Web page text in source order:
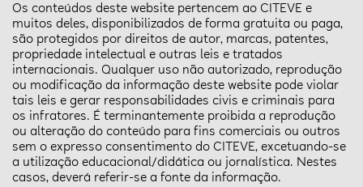
Os conteúdos deste website pertencem ao CITEVE e
muitos deles, disponibilizados de forma gratuita ou paga,
são protegidos por direitos de autor, marcas, patentes,
propriedade intelectual e outras leis e tratados
internacionais. Qualquer uso não autorizado, reprodução
ou modificação da informação deste website pode violar
tais leis e gerar responsabilidades civis e criminais para
os infratores. É terminantemente proibida a reprodução
ou alteração do conteúdo para fins comerciais ou outros
sem o expresso consentimento do CITEVE, excetuando-se
a utilização educacional/didática ou jornalística. Nestes
casos, deverá referir-se a fonte da informação.